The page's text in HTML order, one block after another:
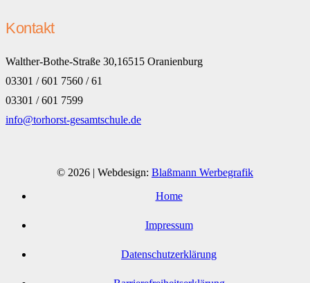
Kontakt
Walther-Bothe-Straße 30,16515 Oranienburg
03301 / 601 7560 / 61
03301 / 601 7599
info@torhorst-gesamtschule.de
© 2026 | Webdesign: Blaßmann Werbegrafik
Home
Impressum
Datenschutzerklärung